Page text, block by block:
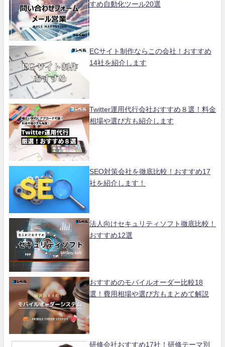
すめ自動化ツール20選
ECサイト制作ならこの会社！おすすめ
14社を紹介します
Twitter運用代行会社おすすめ８選！料金
相場や選び方も紹介します
SEO対策会社を徹底比較！おすすめ17
社を紹介します！
法人向けセキュリティソフト徹底比較！
おすすめ12選
おすすめのモバイルオーダー比較18
選！費用相場や選び方もまとめて解説
研修会社おすすめ17社！研修テーマ別